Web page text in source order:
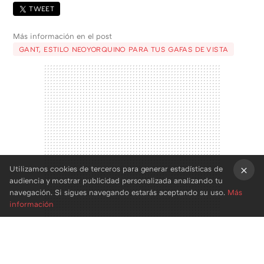
TWEET
Más información en el post
GANT, ESTILO NEOYORQUINO PARA TUS GAFAS DE VISTA
Utilizamos cookies de terceros para generar estadísticas de
audiencia y mostrar publicidad personalizada analizando tu
navegación. Si sigues navegando estarás aceptando su uso. Más
información